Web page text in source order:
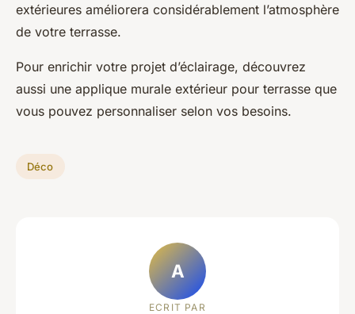
extérieures améliorera considérablement l’atmosphère
de votre terrasse.
Pour enrichir votre projet d’éclairage, découvrez
aussi une applique murale extérieur pour terrasse que
vous pouvez personnaliser selon vos besoins.
Déco
A
ECRIT PAR